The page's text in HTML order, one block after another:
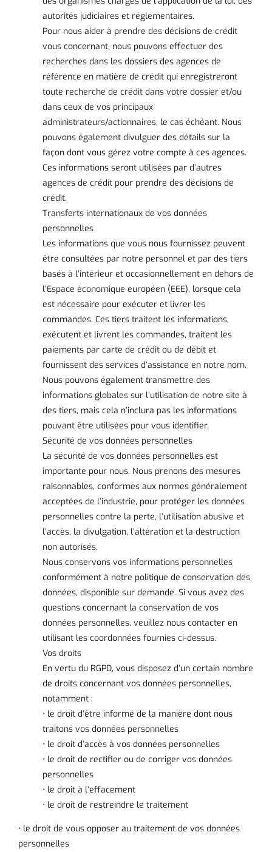
autorités judiciaires et réglementaires.
Pour nous aider à prendre des décisions de crédit
vous concernant, nous pouvons effectuer des
recherches dans les dossiers des agences de
référence en matière de crédit qui enregistreront
toute recherche de crédit dans votre dossier et/ou
dans ceux de vos principaux
administrateurs/actionnaires, le cas échéant. Nous
pouvons également divulguer des détails sur la
façon dont vous gérez votre compte à ces agences.
Ces informations seront utilisées par d’autres
agences de crédit pour prendre des décisions de
crédit.
Transferts internationaux de vos données
personnelles
Les informations que vous nous fournissez peuvent
être consultées par notre personnel et par des tiers
basés à l’intérieur et occasionnellement en dehors de
l’Espace économique européen (EEE), lorsque cela
est nécessaire pour exécuter et livrer les
commandes. Ces tiers traitent les informations,
exécutent et livrent les commandes, traitent les
paiements par carte de crédit ou de débit et
fournissent des services d’assistance en notre nom.
Nous pouvons également transmettre des
informations globales sur l’utilisation de notre site à
des tiers, mais cela n’inclura pas les informations
pouvant être utilisées pour vous identifier.
Sécurité de vos données personnelles
La sécurité de vos données personnelles est
importante pour nous. Nous prenons des mesures
raisonnables, conformes aux normes généralement
acceptées de l’industrie, pour protéger les données
personnelles contre la perte, l’utilisation abusive et
l’accès, la divulgation, l’altération et la destruction
non autorisés.
Nous conservons vos informations personnelles
conformément à notre politique de conservation des
données, disponible sur demande. Si vous avez des
questions concernant la conservation de vos
données personnelles, veuillez nous contacter en
utilisant les coordonnées fournies ci-dessus.
Vos droits
En vertu du RGPD, vous disposez d’un certain nombre
de droits concernant vos données personnelles,
notamment :
• le droit d’être informé de la manière dont nous
traitons vos données personnelles
• le droit d’accès à vos données personnelles
• le droit de rectifier ou de corriger vos données
personnelles
• le droit à l’effacement
• le droit de restreindre le traitement
• le droit de vous opposer au traitement de vos données
personnelles